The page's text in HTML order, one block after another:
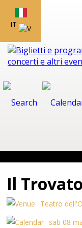
IT
Il
Teatro
sab 08